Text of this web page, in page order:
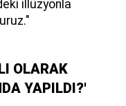
illüzyonla
OLARAK
YAPILDI?'